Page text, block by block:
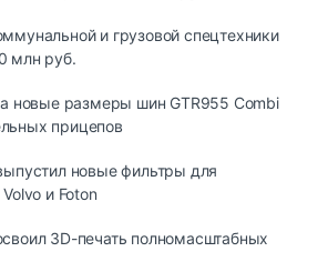
и грузовой спецтехники
млн руб.
новые размеры шин GTR955 Combi
прицепов
новые фильтры для
и Foton
3D-печать полномасштабных